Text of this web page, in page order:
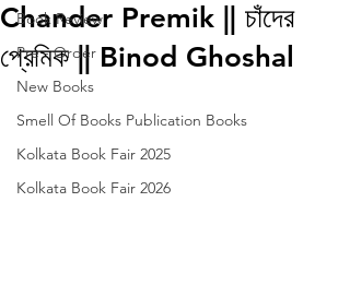
Book Review
Pre - Order
New Books
Smell Of Books Publication Books
Kolkata Book Fair 2025
Kolkata Book Fair 2026
Chander Premik || চাঁদের
প্রেমিক || Binod Ghoshal